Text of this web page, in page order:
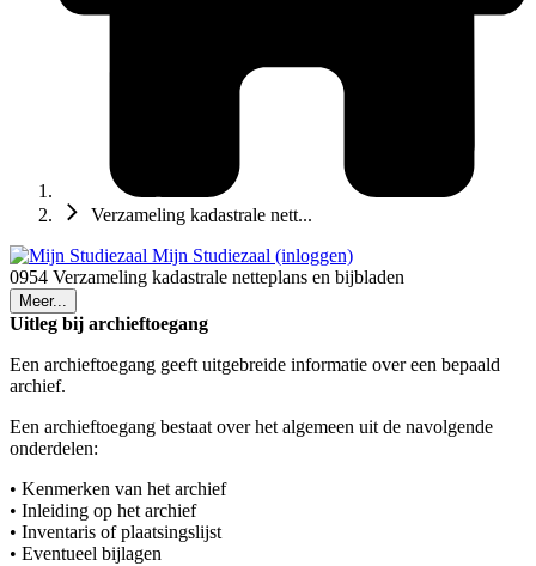
Verzameling kadastrale nett...
Mijn Studiezaal (inloggen)
0954 Verzameling kadastrale netteplans en bijbladen
Meer...
Uitleg bij archieftoegang
Een archieftoegang geeft uitgebreide informatie over een bepaald
archief.
Een archieftoegang bestaat over het algemeen uit de navolgende
onderdelen:
• Kenmerken van het archief
• Inleiding op het archief
• Inventaris of plaatsingslijst
• Eventueel bijlagen